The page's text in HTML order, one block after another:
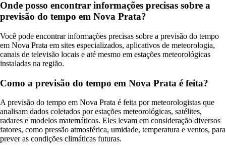
Onde posso encontrar informações precisas sobre a
previsão do tempo em Nova Prata?
Você pode encontrar informações precisas sobre a previsão do tempo
em Nova Prata em sites especializados, aplicativos de meteorologia,
canais de televisão locais e até mesmo em estações meteorológicas
instaladas na região.
Como a previsão do tempo em Nova Prata é feita?
A previsão do tempo em Nova Prata é feita por meteorologistas que
analisam dados coletados por estações meteorológicas, satélites,
radares e modelos matemáticos. Eles levam em consideração diversos
fatores, como pressão atmosférica, umidade, temperatura e ventos, para
prever as condições climáticas futuras.